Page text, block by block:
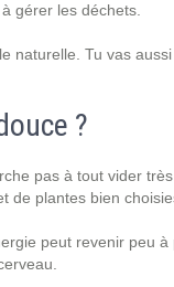
gérer les déchets.
naturelle. Tu vas
?
pas à tout vider
de plantes bien
peut revenir peu